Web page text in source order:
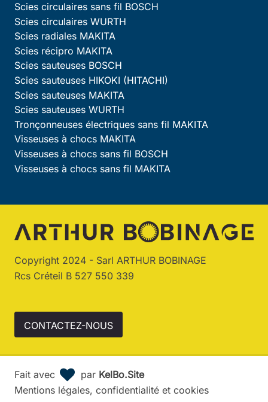
Scies circulaires sans fil BOSCH
Scies circulaires WURTH
Scies radiales MAKITA
Scies récipro MAKITA
Scies sauteuses BOSCH
Scies sauteuses HIKOKI (HITACHI)
Scies sauteuses MAKITA
Scies sauteuses WURTH
Tronçonneuses électriques sans fil MAKITA
Visseuses à chocs MAKITA
Visseuses à chocs sans fil BOSCH
Visseuses à chocs sans fil MAKITA
Copyright 2024 - Sarl ARTHUR BOBINAGE
Rcs Créteil B 527 550 339
CONTACTEZ-NOUS
Fait avec par KelBo.Site
Mentions légales, confidentialité et cookies